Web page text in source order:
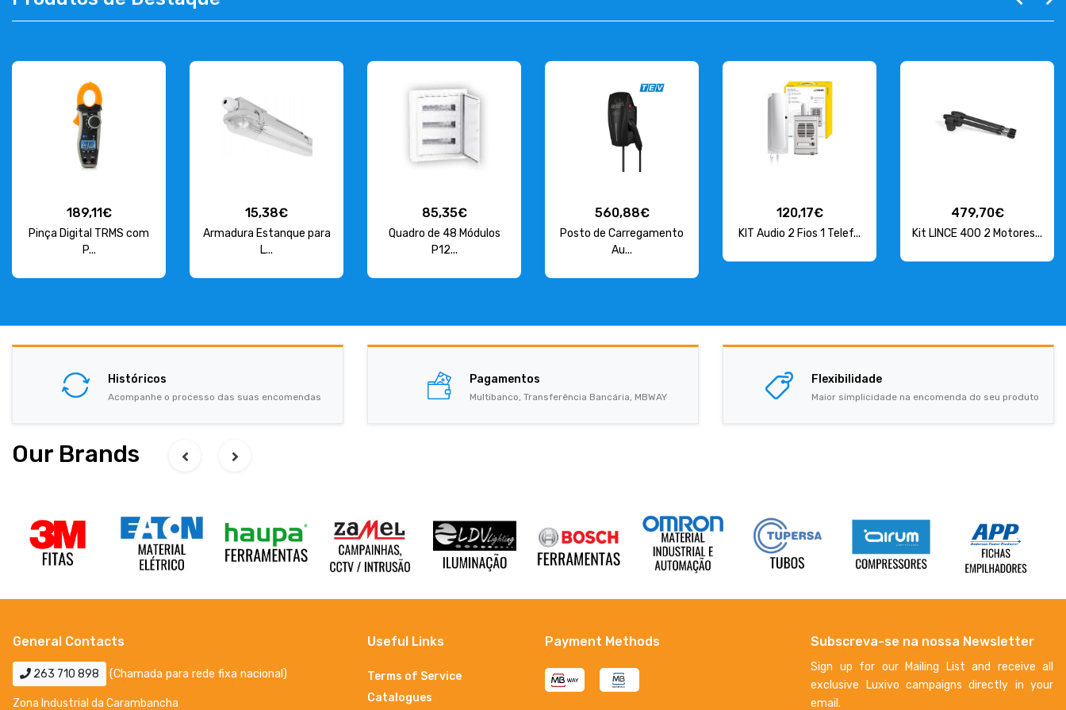
CONTACT
geral@luxivo.pt
189,11€
Pinça Digital TRMS com
P...
15,38€
Armadura Estanque para
L...
85,35€
Quadro de 48 Módulos
P12...
560,88€
Posto de Carregamento
Au...
120,17€
KIT Audio 2 Fios 1 Telef...
479,70€
Kit LINCE 400 2 Motores...
Históricos
Acompanhe o processo das suas encomendas
Pagamentos
Multibanco, Transferência Bancária, MBWAY
Flexibilidade
Maior simplicidade na encomenda do seu produto
Our Brands
General Contacts
263 710 898 (Chamada para rede fixa nacional)
Zona Industrial da Carambancha
Useful Links
Terms of Service
Catalogues
Payment Methods Subscreva-se na nossa Newsletter
Sign up for our Mailing List and receive all
exclusive Luxivo campaigns directly in your
email.